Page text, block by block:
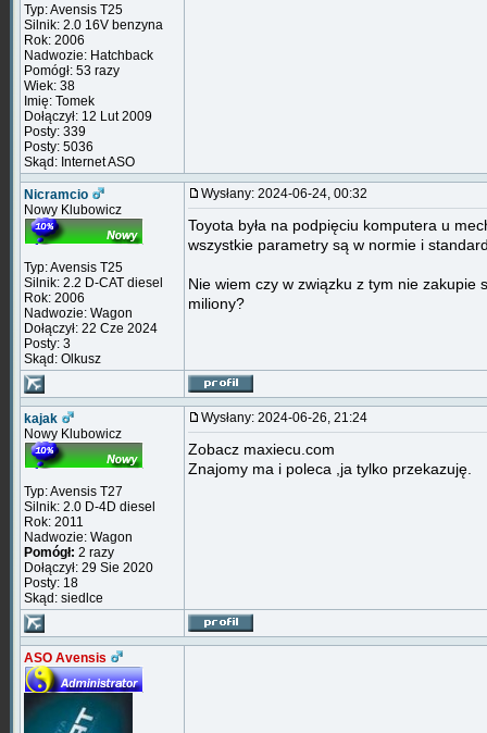
Typ: Avensis T25
Silnik: 2.0 16V benzyna
Rok: 2006
Nadwozie: Hatchback
Pomógł: 53 razy
Wiek: 38
Imię: Tomek
Dołączył: 12 Lut 2009
Posty: 339
Posty: 5036
Skąd: Internet ASO
Nicramcio
Nowy Klubowicz
Typ: Avensis T25
Silnik: 2.2 D-CAT diesel
Rok: 2006
Nadwozie: Wagon
Dołączył: 22 Cze 2024
Posty: 3
Skąd: Olkusz
Wysłany: 2024-06-24, 00:32
Toyota była na podpięciu komputera u
wszystkie parametry są w normie i
Nie wiem czy w związku z tym nie zakupie
miliony?
kajak
Nowy Klubowicz
Typ: Avensis T27
Silnik: 2.0 D-4D diesel
Rok: 2011
Nadwozie: Wagon
Pomógł: 2 razy
Dołączył: 29 Sie 2020
Posty: 18
Skąd: siedlce
Wysłany: 2024-06-26, 21:24
Zobacz maxiecu.com
Znajomy ma i poleca ,ja tylko przekazuję.
ASO Avensis